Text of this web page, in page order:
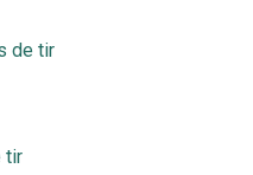
de tir
tir